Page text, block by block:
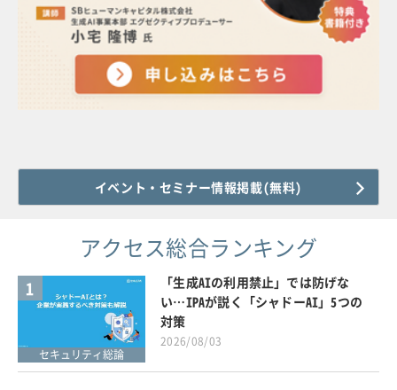
イベント・セミナー情報掲載(無料)
アクセス総合ランキング
1
セキュリティ総論
「生成AIの利用禁止」では防げな
い…IPAが説く「シャドーAI」5つの
対策
2026/08/03